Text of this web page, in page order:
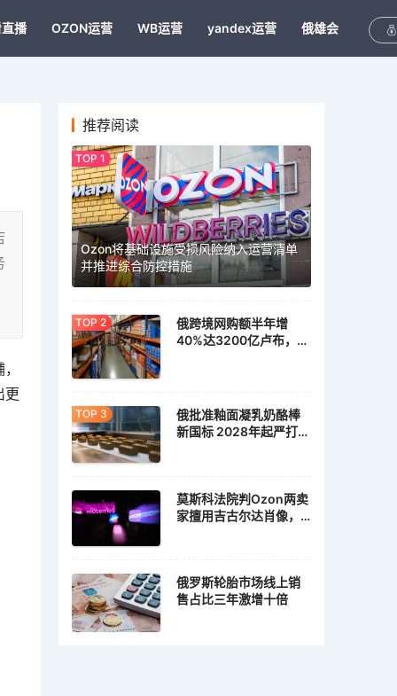
播 OZON运营 WB运营 yandex运营 俄雄会
更
推荐阅读
Ozon将基础设施受损风险纳入运营清单
并推进综合防控措施
俄跨境网购额半年增
40%达3200亿卢布，家
俄批准釉面凝乳奶酪棒
新国标 2028年起严打植
莫斯科法院判Ozon两卖
家擅用吉古尔达肖像，
俄罗斯轮胎市场线上销
售占比三年激增十倍